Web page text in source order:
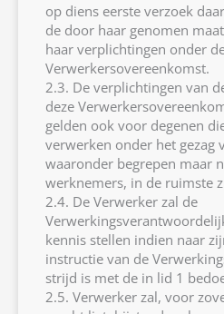
op diens eerste verzoek
de door haar genomen
haar verplichtingen onder
Verwerkersovereenkomst.
2.3. De verplichtingen van
deze
gelden ook voor degenen
verwerken onder het gezag
waaronder begrepen maar
werknemers, in de ruimste
2.4. De Verwerker zal de
kennis stellen indien naar
instructie van de
strijd is met de in lid 1
2.5. Verwerker zal, voor